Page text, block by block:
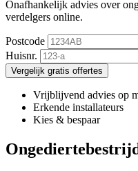
Onafhankelijk advies over
verdelgers online.
Postcode
Huisnr.
Vergelijk gratis offertes
Vrijblijvend advies op
Erkende installateurs
Kies & bespaar